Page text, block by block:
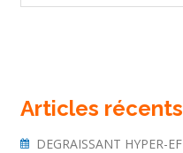
Articles récents
DEGRAISSANT HYPER-